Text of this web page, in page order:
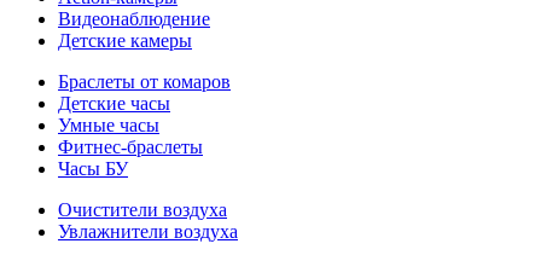
Видеонаблюдение
Детские камеры
Браслеты от комаров
Детские часы
Умные часы
Фитнес-браслеты
Часы БУ
Очистители воздуха
Увлажнители воздуха